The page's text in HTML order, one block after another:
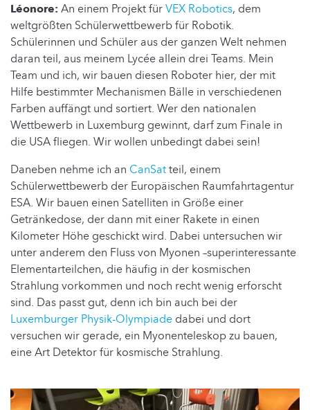
Léonore: An einem Projekt fürVEX Robotics, dem
weltgrößten Schülerwettbewerb für Robotik.
Schülerinnen und Schüler aus der ganzen Welt nehmen
daran teil, aus meinem Lycée allein drei Teams. Mein
Team und ich, wir bauen diesen Roboter hier, der mit
Hilfe bestimmter Mechanismen Bälle in verschiedenen
Farben auffängt und sortiert. Wer den nationalen
Wettbewerb in Luxemburg gewinnt, darf zum Finale in
die USA fliegen. Wir wollen unbedingt dabei sein!
Daneben nehme ich an CanSatteil, einem
Schülerwettbewerb der Europäischen Raumfahrtagentur
ESA. Wir bauen einen Satelliten in Größe einer
Getränkedose, der dann mit einer Rakete in einen
Kilometer Höhe geschickt wird. Dabei untersuchen wir
unter anderem den Fluss von Myonen –superinteressante
Elementarteilchen, die häufig in der kosmischen
Strahlung vorkommen und noch recht wenig erforscht
sind. Das passt gut, denn ich bin auch bei der
Luxemburger Physik-Olympiade dabei und dort
versuchen wir gerade, ein Myonenteleskop zu bauen,
eine Art Detektor für kosmische Strahlung.